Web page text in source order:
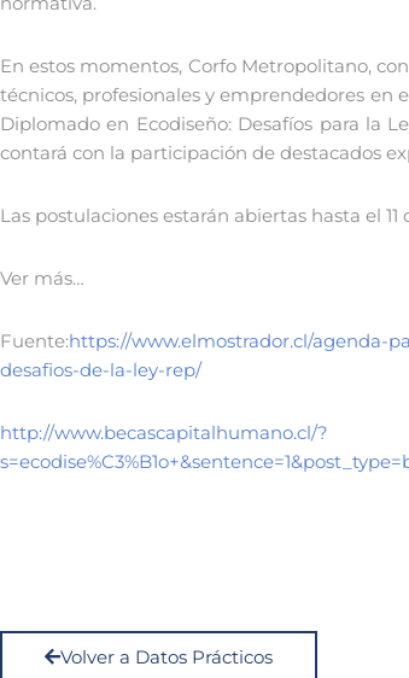
En estos momentos, Corfo Metropolitano,
técnicos, profesionales y emprendedores
Diplomado en Ecodiseño: Desafíos para la
contará con la participación de destacados
Las postulaciones estarán abiertas hasta el 11
Ver más…
Fuente:https://www.elmostrador.cl/agenda-
desafios-de-la-ley-rep/
http://www.becascapitalhumano.cl/?
Volver a Datos Prácticos